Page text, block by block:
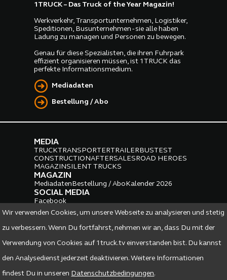
Wir verwenden Cookies, um unsere Webseite zu analysieren und stetig
zu verbessern. Wenn Du fortfahrst, nehmen wir an, dass Du mit der
Verwendung von Cookies auf 1truck.tv einverstanden bist. Du kannst
den Analysedienst jederzeit deaktivieren. Weitere Informationen
findest Du in unseren Datenschutzbedingungen.
1TRUCK – Das Truck of the Year Magazin!
Werkverkehr, Transportunternehmen, Logistiker,
Speditionen, Busunternehmen - sie alle haben
Ladung zu managen und Personen zu bewegen.
Genau für diese Spezialisten, die ihren Fuhrpark
effizient organisieren müssen, ist 1TRUCK das
perfekte Informationsmedium.
Mediadaten
Bestellung / Abo
MEDIA
TRUCKTRANSPORTERTRAILER BUSTEST
CONSTRUCTIONAFTERSALES ROAD HEROES
MAGAZIN SILENT TRUCKS
MAGAZIN
Mediadaten Bestellung / Abo Kalender 2026
SOCIAL MEDIA
Facebook
Instagram LinkedIn